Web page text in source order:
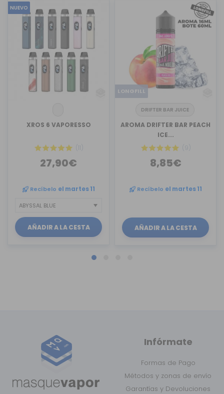
NUEVO
XROS 6 VAPORESSO
(11)
27,90€
Recíbelo el martes 11
AÑADIR A LA CESTA
LONGFILL
DRIFTER BAR JUICE
AROMA DRIFTER BAR PEACH
ICE...
(9)
8,85€
Recíbelo el martes 11
AÑADIR A LA CESTA
Infórmate
Formas de Pago
Métodos y zonas de envío
Garantías y Devoluciones